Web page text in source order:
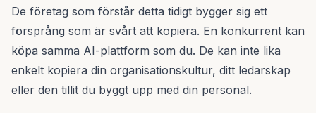
De företag som förstår detta tidigt bygger sig ett
försprång som är svårt att kopiera. En konkurrent kan
köpa samma AI-plattform som du. De kan inte lika
enkelt kopiera din organisationskultur, ditt ledarskap
eller den tillit du byggt upp med din personal.